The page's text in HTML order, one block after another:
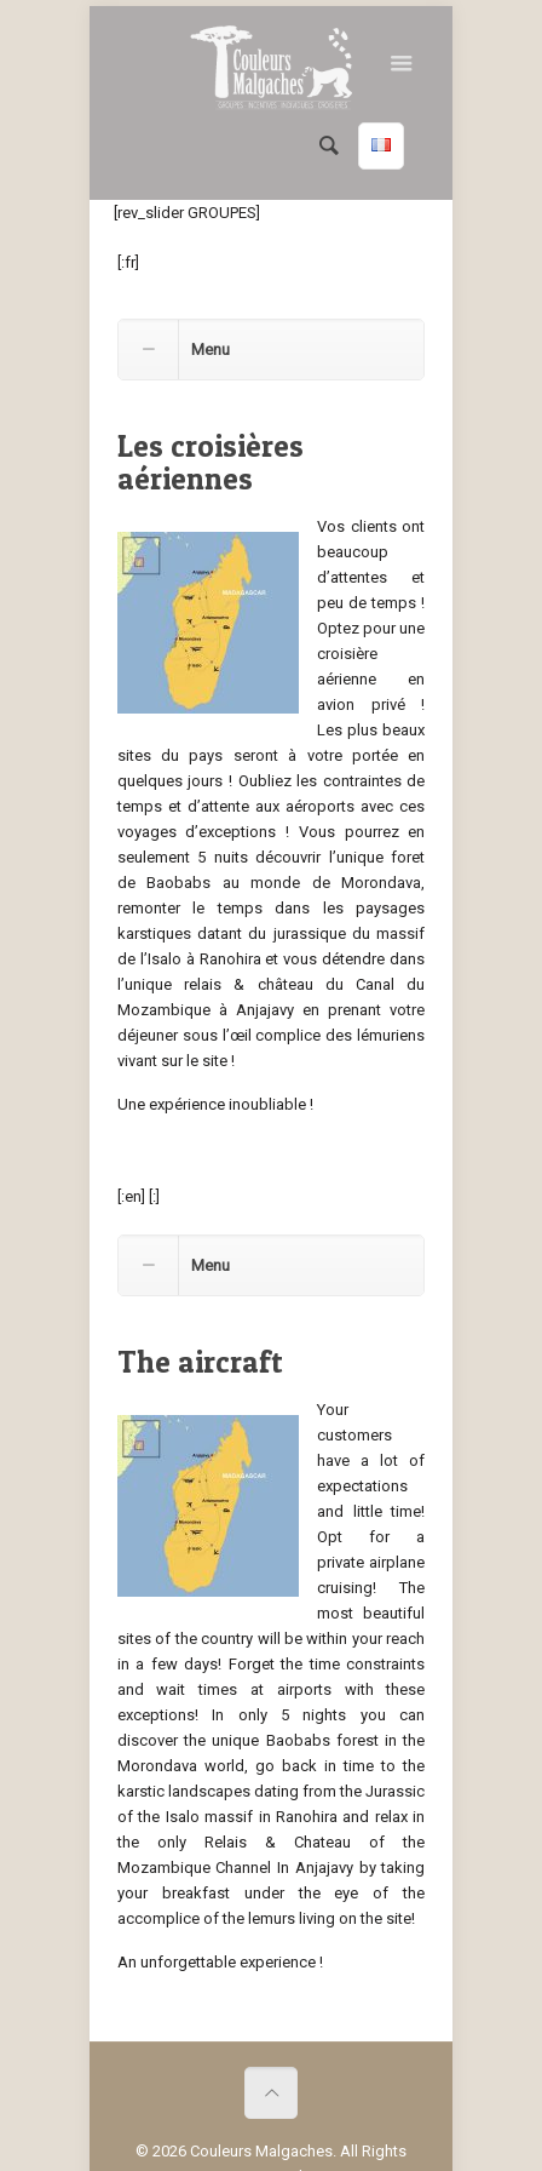
[rev_slider GROUPES]
[:fr]
Menu
Les croisières
aériennes
Vos clients ont
beaucoup
d’attentes et
peu de temps !
Optez pour une
croisière
aérienne en
avion privé !
Les plus beaux
sites du pays seront à votre portée en
quelques jours ! Oubliez les contraintes de
temps et d’attente aux aéroports avec ces
voyages d’exceptions ! Vous pourrez en
seulement 5 nuits découvrir l’unique foret
de Baobabs au monde de Morondava,
remonter le temps dans les paysages
karstiques datant du jurassique du massif
de l’Isalo à Ranohira et vous détendre dans
l’unique relais & château du Canal du
Mozambique à Anjajavy en prenant votre
déjeuner sous l’œil complice des lémuriens
vivant sur le site !
Une expérience inoubliable !
[:en]
Menu
The aircraft
Your
customers
have a lot of
expectations
and little time!
Opt for a
private airplane
cruising! The
most beautiful
sites of the country will be within your reach
in a few days! Forget the time constraints
and wait times at airports with these
exceptions! In only 5 nights you can
discover the unique Baobabs forest in the
Morondava world, go back in time to the
karstic landscapes dating from the Jurassic
of the Isalo massif in Ranohira and relax in
the only Relais & Chateau of the
Mozambique Channel In Anjajavy by taking
your breakfast under the eye of the
accomplice of the lemurs living on the site!
An unforgettable experience !
[:]
© 2026 Couleurs Malgaches. All Rights